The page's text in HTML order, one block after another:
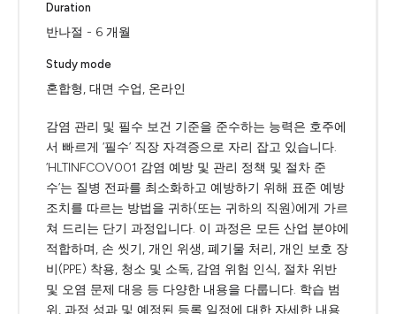
Duration
반나절 - 6 개월
Study mode
혼합형, 대면 수업, 온라인
감염 관리 및 필수 보건 기준을 준수하는 능력은 호주에
서 빠르게 ‘필수’ 직장 자격증으로 자리 잡고 있습니다.
‘HLTINFCOV001 감염 예방 및 관리 정책 및 절차 준
수’는 질병 전파를 최소화하고 예방하기 위해 표준 예방
조치를 따르는 방법을 귀하(또는 귀하의 직원)에게 가르
쳐 드리는 단기 과정입니다. 이 과정은 모든 산업 분야에
적합하며, 손 씻기, 개인 위생, 폐기물 처리, 개인 보호 장
비(PPE) 착용, 청소 및 소독, 감염 위험 인식, 절차 위반
및 오염 문제 대응 등 다양한 내용을 다룹니다. 학습 범
위, 과정 성과 및 예정된 등록 일정에 대한 자세한 내용